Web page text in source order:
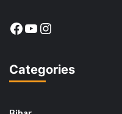
Facebook
YouTube
Instagram
Categories